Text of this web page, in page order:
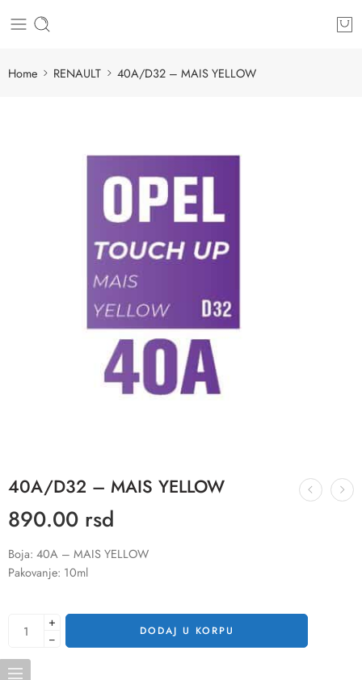
Home RENAULT 40A/D32 – MAIS YELLOW
40A/D32 – MAIS YELLOW
890.00 rsd
Boja: 40A – MAIS YELLOW
Pakovanje: 10ml
+
−
DODAJ U KORPU